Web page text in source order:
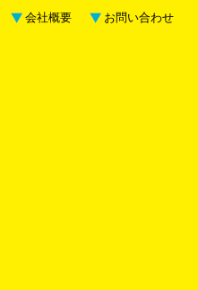
会社概要 お問い合わせ